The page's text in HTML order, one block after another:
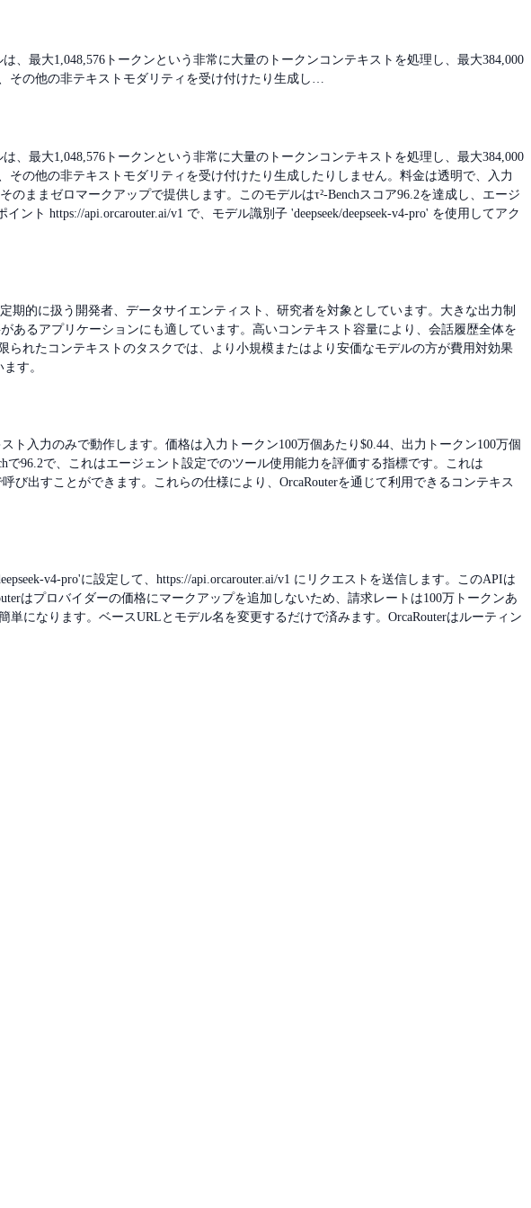
、最大1,048,576トークンという非常に大量のトークンコンテキストを処理し、最大384,000
その他の非テキストモダリティを受け付けたり生成し…
、最大1,048,576トークンという非常に大量のトークンコンテキストを処理し、最大384,000
の他の非テキストモダリティを受け付けたり生成したりしません。料金は透明で、入力
のままゼロマークアップで提供します。このモデルはτ²-Benchスコア96.2を達成し、エージ
ト https://api.orcarouter.ai/v1 で、モデル識別子 'deepseek/deepseek-v4-pro' を使用してアク
期的に扱う開発者、データサイエンティスト、研究者を対象としています。大きな出力制
あるアプリケーションにも適しています。高いコンテキスト容量により、会話履歴全体を
れたコンテキストのタスクでは、より小規模またはより安価なモデルの方が費用対効果
す。
入力のみで動作します。価格は入力トークン100万個あたり$0.44、出力トークン100万個
96.2で、これはエージェント設定でのツール使用能力を評価する指標です。これは
び出すことができます。これらの仕様により、OrcaRouterを通じて利用できるコンテキス
v4-pro'に設定して、https://api.orcarouter.ai/v1 にリクエストを送信します。このAPIは
はプロバイダーの価格にマークアップを追加しないため、請求レートは100万トークンあ
になります。ベースURLとモデル名を変更するだけで済みます。OrcaRouterはルーティン